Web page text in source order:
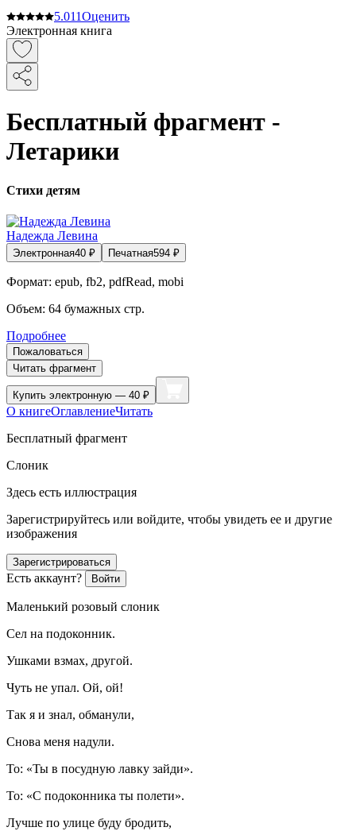
5.011Оценить
Электронная книга
Бесплатный фрагмент -
Летарики
Стихи детям
Надежда Левина
Электронная40 ₽ Печатная594 ₽
Формат: epub, fb2, pdfRead, mobi
Объем: 64 бумажных стр.
Подробнее
Пожаловаться
Читать фрагмент
Купить электронную — 40 ₽
О книгеОглавлениеЧитать
Бесплатный фрагмент
Слоник
Здесь есть иллюстрация
Зарегистрируйтесь или войдите, чтобы увидеть ее и другие
изображения
Зарегистрироваться
Есть аккаунт? Войти
Маленький розовый слоник
Сел на подоконник.
Ушками взмах, другой.
Чуть не упал. Ой, ой!
Так я и знал, обманули,
Снова меня надули.
То: «Ты в посудную лавку зайди».
То: «С подоконника ты полети».
Лучше по улице буду бродить,